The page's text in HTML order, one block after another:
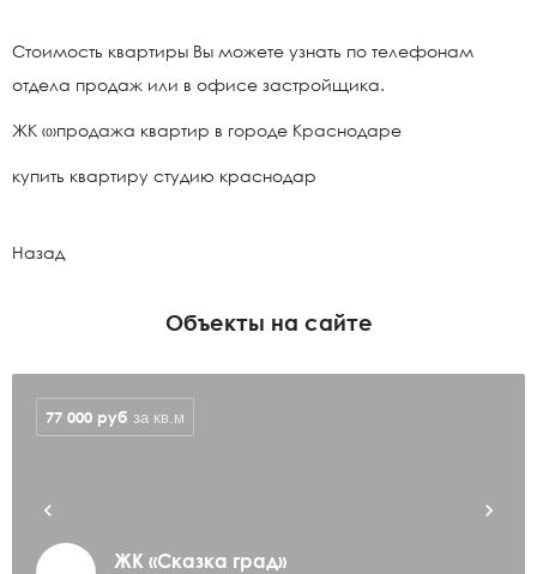
Стоимость квартиры Вы можете узнать по телефонам
отдела продаж или в офисе застройщика.
ЖК «»продажа квартир в городе Краснодаре
купить квартиру студию краснодар
Назад
Объекты на сайте
ЖК «Сказка град»
77 000 руб за кв.м